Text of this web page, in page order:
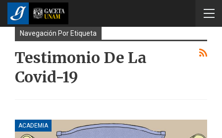
Navegación Por Etiqueta
Testimonio De La
Covid-19
ACADEMIA